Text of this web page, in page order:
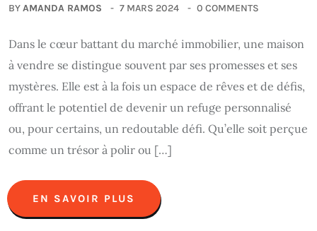
BYAMANDA RAMOS 7 MARS 2024 0 COMMENTS
Dans le cœur battant du marché immobilier, une maison
à vendre se distingue souvent par ses promesses et ses
mystères. Elle est à la fois un espace de rêves et de défis,
offrant le potentiel de devenir un refuge personnalisé
ou, pour certains, un redoutable défi. Qu’elle soit perçue
comme un trésor à polir ou […]
EN SAVOIR PLUS